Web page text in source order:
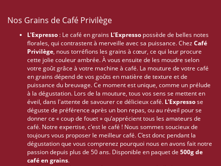
Nos Grains de Café Privilège
L'Expresso : Le café en grains L’Expresso possède de belles notes
florales, qui contrastent à merveille avec sa puissance. ChezCafé
Privilège, nous torréfions les grains à cœur, ce qui leur procure
cette jolie couleur ambrée. À vous ensuite de les moudre selon
votre goût grâce à votre machine à café. La mouture de votre café
en grains dépend de vos goûts en matière de texture et de
puissance du breuvage. Ce moment est unique, comme un prélude
à la dégustation. Lors de la mouture, tous vos sens se mettent en
éveil, dans l'attente de savourer ce délicieux café. L'Expressose
déguste de préférence après un bon repas, ou au réveil pour se
donner ce « coup de fouet » qu’apprécient tous les amateurs de
café. Notre expertise, c'est le café ! Nous sommes soucieux de
toujours vous proposer le meilleur café. C’est donc pendant la
dégustation que vous comprenez pourquoi nous en avons fait notre
passion depuis plus de 50 ans. Disponible en paquet de 500g de
café en grains.